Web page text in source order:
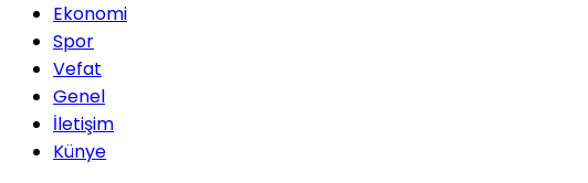
Ekonomi
Spor
Vefat
Genel
İletişim
Künye